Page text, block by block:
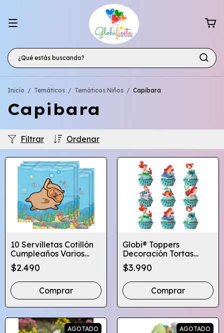
Inicio / Temáticos / Temáticos Niños / Capibara
Capibara
Ordenar
Filtrar
10 Servilletas Cotillón
Cumpleaños Varios
Diseños Infantiles
$2.490
Comprar
Globi® Toppers
Decoración Tortas
Cupcakes Cumpleaños
Diseños
$3.990
Comprar
AGOTADO AGOTADO